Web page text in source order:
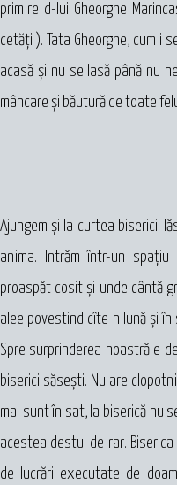
primire d-lui Gheorghe
cetăţi ). Tata Gheorghe, cum i
acasă şi nu se lasă până nu
mâncare şi băutură de toate
Ajungem şi la curtea bisericii
anima. Intrăm într-un
proaspăt cosit şi unde cântă
alee povestind cîte-n lună şi în
Spre surprinderea noastră e
biserici săseşti. Nu are
mai sunt în sat, la biserică nu
acestea destul de rar.
de lucrări executate de